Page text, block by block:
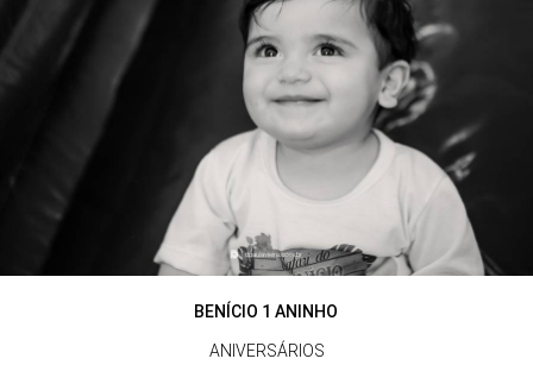
BENÍCIO 1 ANINHO
ANIVERSÁRIOS